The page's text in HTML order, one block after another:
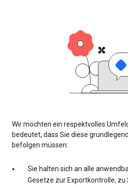
Wir möchten ein respektvolles
bedeutet, dass Sie diese
befolgen müssen:
Sie halten sich an alle
Gesetze zur Exportkontrolle, zu